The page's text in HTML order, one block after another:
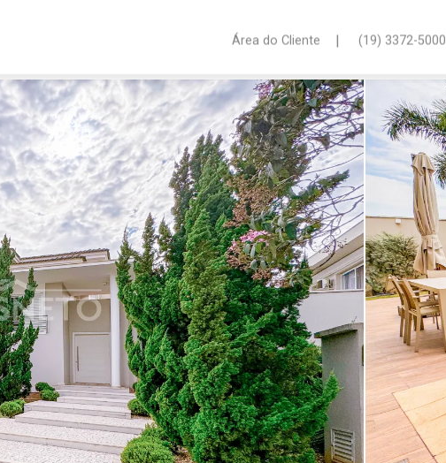
Área do Cliente | (19) 3372-5000